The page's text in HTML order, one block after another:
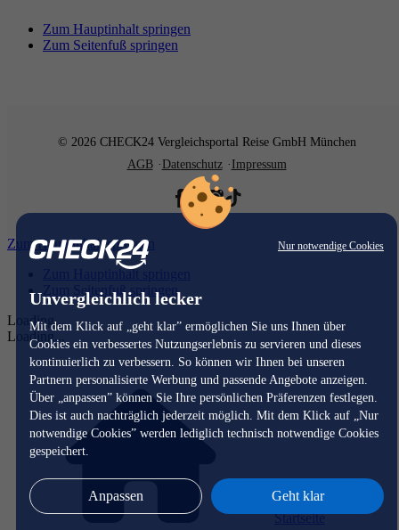
Nur notwendige Cookies
Unvergleichlich lecker
Mit dem Klick auf „geht klar” ermöglichen Sie uns Ihnen über
Cookies ein verbessertes Nutzungserlebnis zu servieren und dieses
kontinuierlich zu verbessern. So können wir Ihnen bei unseren
Partnern personalisierte Werbung und passende Angebote anzeigen.
Über „anpassen” können Sie Ihre persönlichen Präferenzen festlegen.
Dies ist auch nachträglich jederzeit möglich. Mit dem Klick auf „Nur
notwendige Cookies” werden lediglich technisch notwendige Cookies
gespeichert.
Anpassen Geht klar
Zum Hauptinhalt springen
Zum Seitenfuß springen
© 2026 CHECK24 Vergleichsportal Reise GmbH München
AGB
Datenschutz Impressum
Zum Hauptinhalt springen
Zum Hauptinhalt springen
Zum Seitenfuß springen
Loading...
Loading...
Startseite